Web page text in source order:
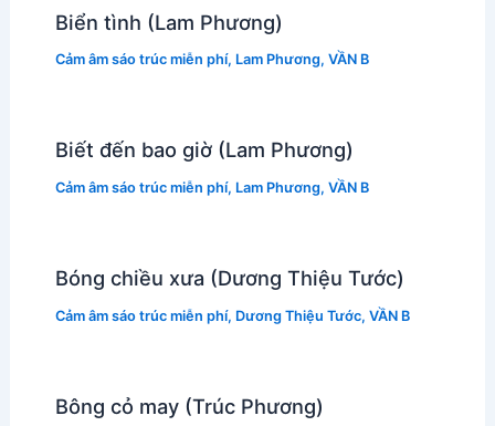
Biển tình (Lam Phương)
Cảm âm sáo trúc miễn phí, Lam Phương, VẦN B
Biết đến bao giờ (Lam Phương)
Cảm âm sáo trúc miễn phí, Lam Phương, VẦN B
Bóng chiều xưa (Dương Thiệu Tước)
Cảm âm sáo trúc miễn phí, Dương Thiệu Tước, VẦN B
Bông cỏ may (Trúc Phương)